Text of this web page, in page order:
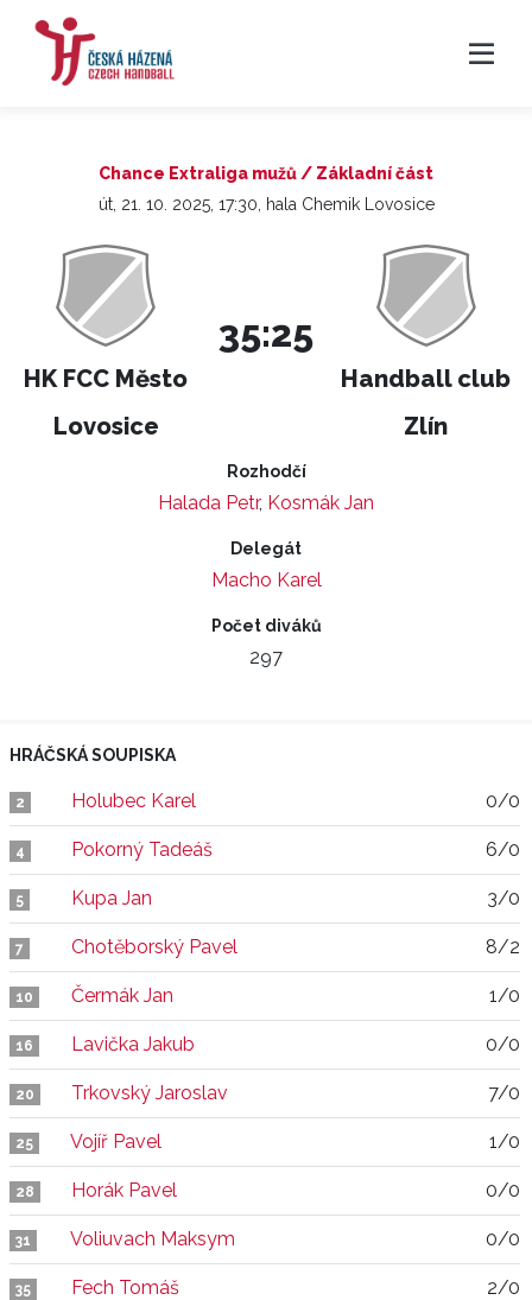
Chance Extraliga mužů / Základní část
út, 21. 10. 2025, 17:30, hala Chemik Lovosice
HK FCC Město
Lovosice
35:25
Handball club
Zlín
Rozhodčí
Halada Petr, Kosmák Jan
Delegát
Macho Karel
Počet diváků
297
HRÁČSKÁ SOUPISKA
2 Holubec Karel 0/0
4 Pokorný Tadeáš 6/0
5 Kupa Jan 3/0
7 Chotěborský Pavel 8/2
10 Čermák Jan 1/0
16 Lavička Jakub 0/0
20 Trkovský Jaroslav 7/0
25 Vojíř Pavel 1/0
28 Horák Pavel 0/0
31 Voliuvach Maksym 0/0
35 Fech Tomáš 2/0